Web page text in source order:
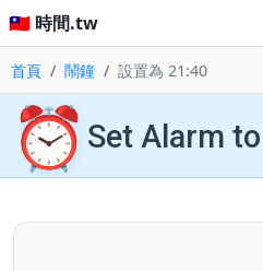
🇹🇼 時間.tw
首頁 鬧鐘 設置為 21:40
⏰ Set Alarm